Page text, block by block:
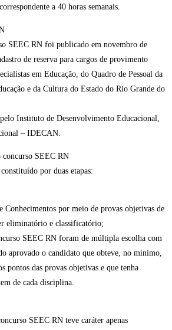
a 40 horas semanais.
SEEC RN foi publicado em novembro de
de reserva para cargos de provimento
em Educação, do Quadro de Pessoal da
e da Cultura do Estado do Rio Grande do
Instituto de Desenvolvimento Educacional,
– IDECAN.
SEEC RN
por duas etapas:
Conhecimentos por meio de provas objetivas de
eliminatório e classificatório;
SEEC RN foram de múltipla escolha com
aprovado o candidato que obteve, no mínimo,
pontos das provas objetivas e que tenha
de cada disciplina.
SEEC RN teve caráter apenas